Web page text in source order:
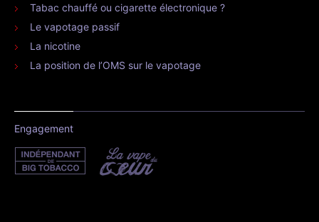
Tabac chauffé ou cigarette électronique ?
Le vapotage passif
La nicotine
La position de l’OMS sur le vapotage
Engagement